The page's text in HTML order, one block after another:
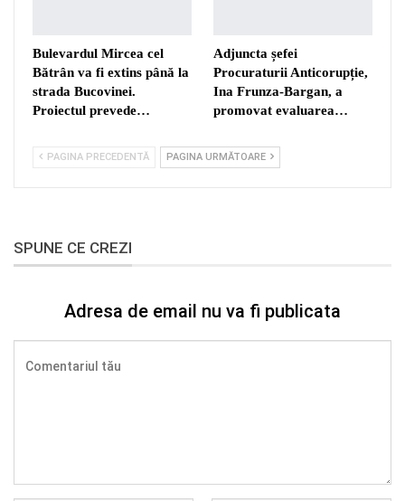
Bulevardul Mircea cel
Bătrân va fi extins până la
strada Bucovinei.
Proiectul prevede…
Adjuncta șefei
Procuraturii Anticorupție,
Ina Frunza-Bargan, a
promovat evaluarea…
PAGINA PRECEDENTĂ PAGINA URMĂTOARE
SPUNE CE CREZI
Adresa de email nu va fi publicata